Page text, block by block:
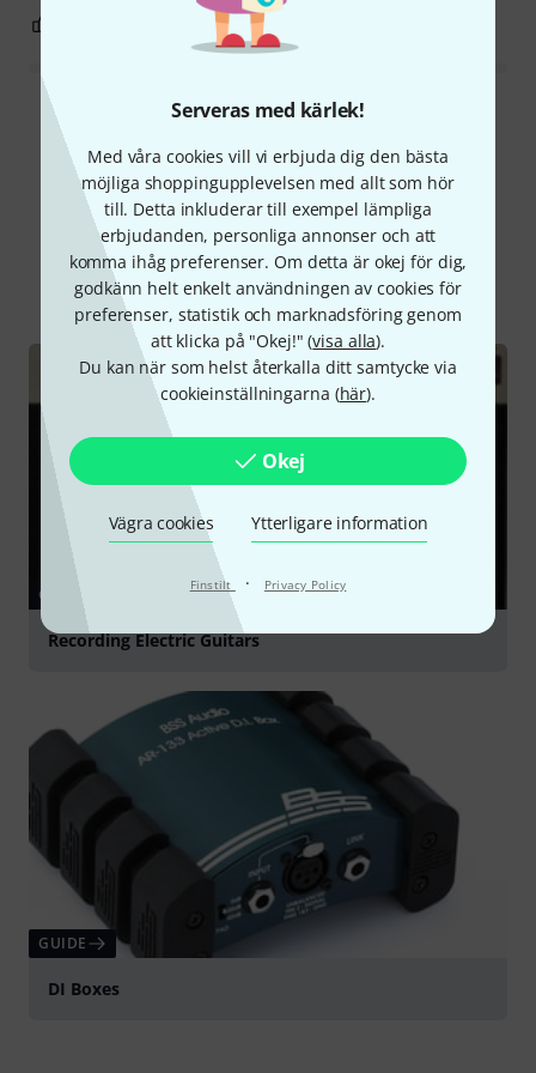
Serveras med kärlek!
Med våra cookies vill vi erbjuda dig den bästa
möjliga shoppingupplevelsen med allt som hör
till. Detta inkluderar till exempel lämpliga
erbjudanden, personliga annonser och att
komma ihåg preferenser. Om detta är okej för dig,
godkänn helt enkelt användningen av cookies för
preferenser, statistik och marknadsföring genom
att klicka på "Okej!" (visa alla).
Du kan när som helst återkalla ditt samtycke via
cookieinställningarna (här).
Okej
Vägra cookies Ytterligare information
Finstilt · Privacy Policy
ANMÄL RECENSION
Läs alla recensioner
Visste du?
Alla Onlineguide
GUIDE
Recording Electric Guitars
GUIDE
DI Boxes